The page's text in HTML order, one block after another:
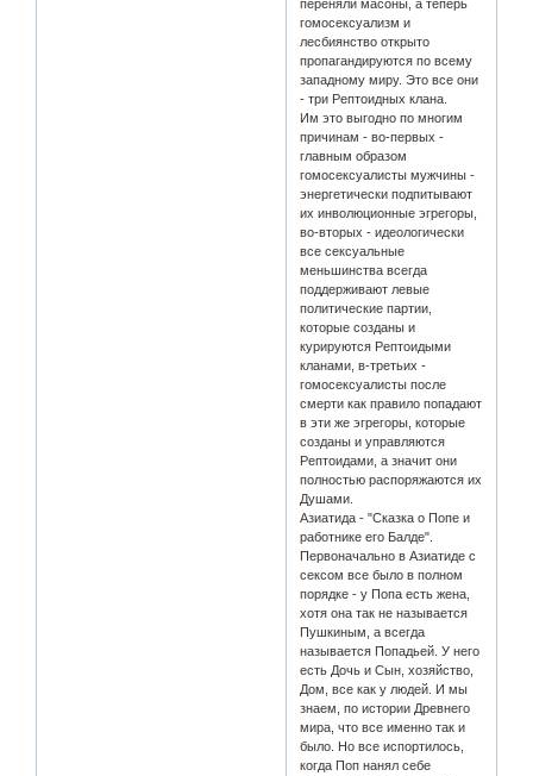
переняли масоны, а теперь
гомосексуализм и
лесбиянство открыто
пропагандируются по всему
западному миру. Это все они
- три Рептоидных клана.
Им это выгодно по многим
причинам - во-первых -
главным образом
гомосексуалисты мужчины -
энергетически подпитывают
их инволюционные эгрегоры,
во-вторых - идеологически
все сексуальные
меньшинства всегда
поддерживают левые
политические партии,
которые созданы и
курируются Рептоидыми
кланами, в-третьих -
гомосексуалисты после
смерти как правило попадают
в эти же эгрегоры, которые
созданы и управляются
Рептоидами, а значит они
полностью распоряжаются их
Душами.
Азиатида - "Сказка о Попе и
работнике его Балде".
Первоначально в Азиатиде с
сексом все было в полном
порядке - у Попа есть жена,
хотя она так не называется
Пушкиным, а всегда
называется Попадьей. У него
есть Дочь и Сын, хозяйство,
Дом, все как у людей. И мы
знаем, по истории Древнего
мира, что все именно так и
было. Но все испортилось,
когда Поп нанял себе